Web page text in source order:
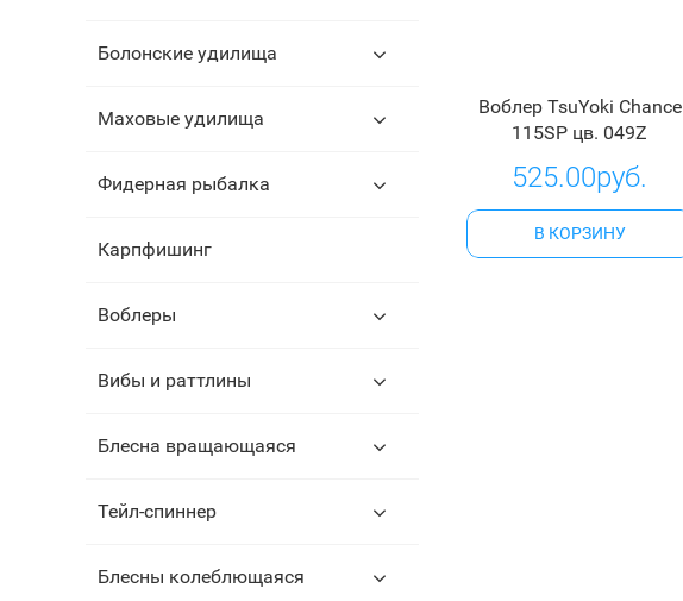
Воблер TsuYoki Chance
115SP цв. 049Z
525.00руб.
В КОРЗИНУ
Болонские удилища
Маховые удилища
Фидерная рыбалка
Карпфишинг
Воблеры
Вибы и раттлины
Блесна вращающаяся
Тейл-спиннер
Блесны колеблющаяся